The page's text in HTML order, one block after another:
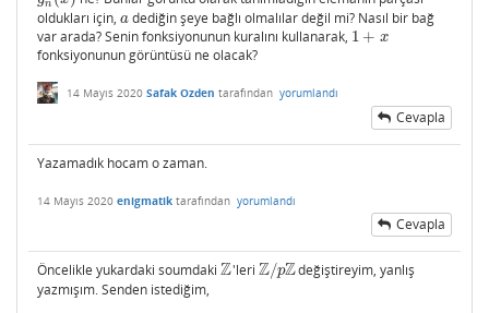
n
oldukları için, a
a dediğin şeye bağlı olmalılar değil mi? Nasıl bir bağ
var arada? Senin fonksiyonunun kuralını kullanarak, 1 + x
1 +x
fonksiyonunun görüntüsü ne olacak?
14 Mayıs 2020 Safak Ozden tarafından yorumlandı
Cevapla
Yazamadık hocam o zaman.
14 Mayıs 2020 enigmatik tarafından yorumlandı
Cevapla
Öncelikle yukardaki soumdaki Z
Z 'leri Z/pZ
Z/pZ değiştireyim, yanlış
yazmışım. Senden istediğim,